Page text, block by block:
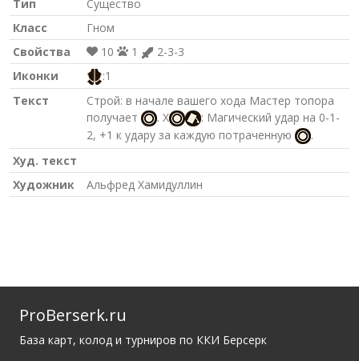
Тип
Существо
Класс
Гном
Свойства
10 1
2-3-3
Иконки
:1
Текст
Строй: в начале вашего хода Мастер топора
получает
. X
: Магический удар на 0-1-
2, +1 к удару за каждую потраченную
.
Худ. текст
Художник
Альфред Хамидуллин
ProBerserk.ru
База карт, колод и турниров по ККИ Берсерк